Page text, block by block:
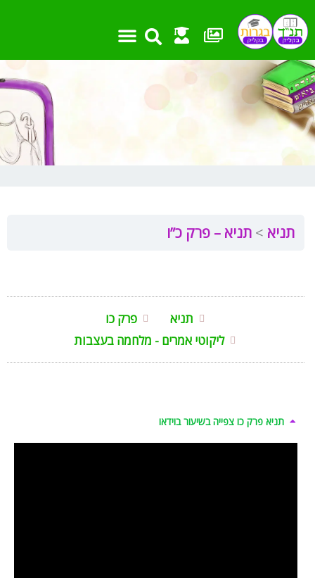
לתוכן
תניא תניא – פרק כ”ו
תניא
פרק כו
ליקוטי אמרים - מלחמה בעצבות
תניא פרק כו צפייה בשיעור בוידאו